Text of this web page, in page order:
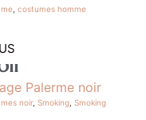
costumes homme
noir, Smoking, Smoking